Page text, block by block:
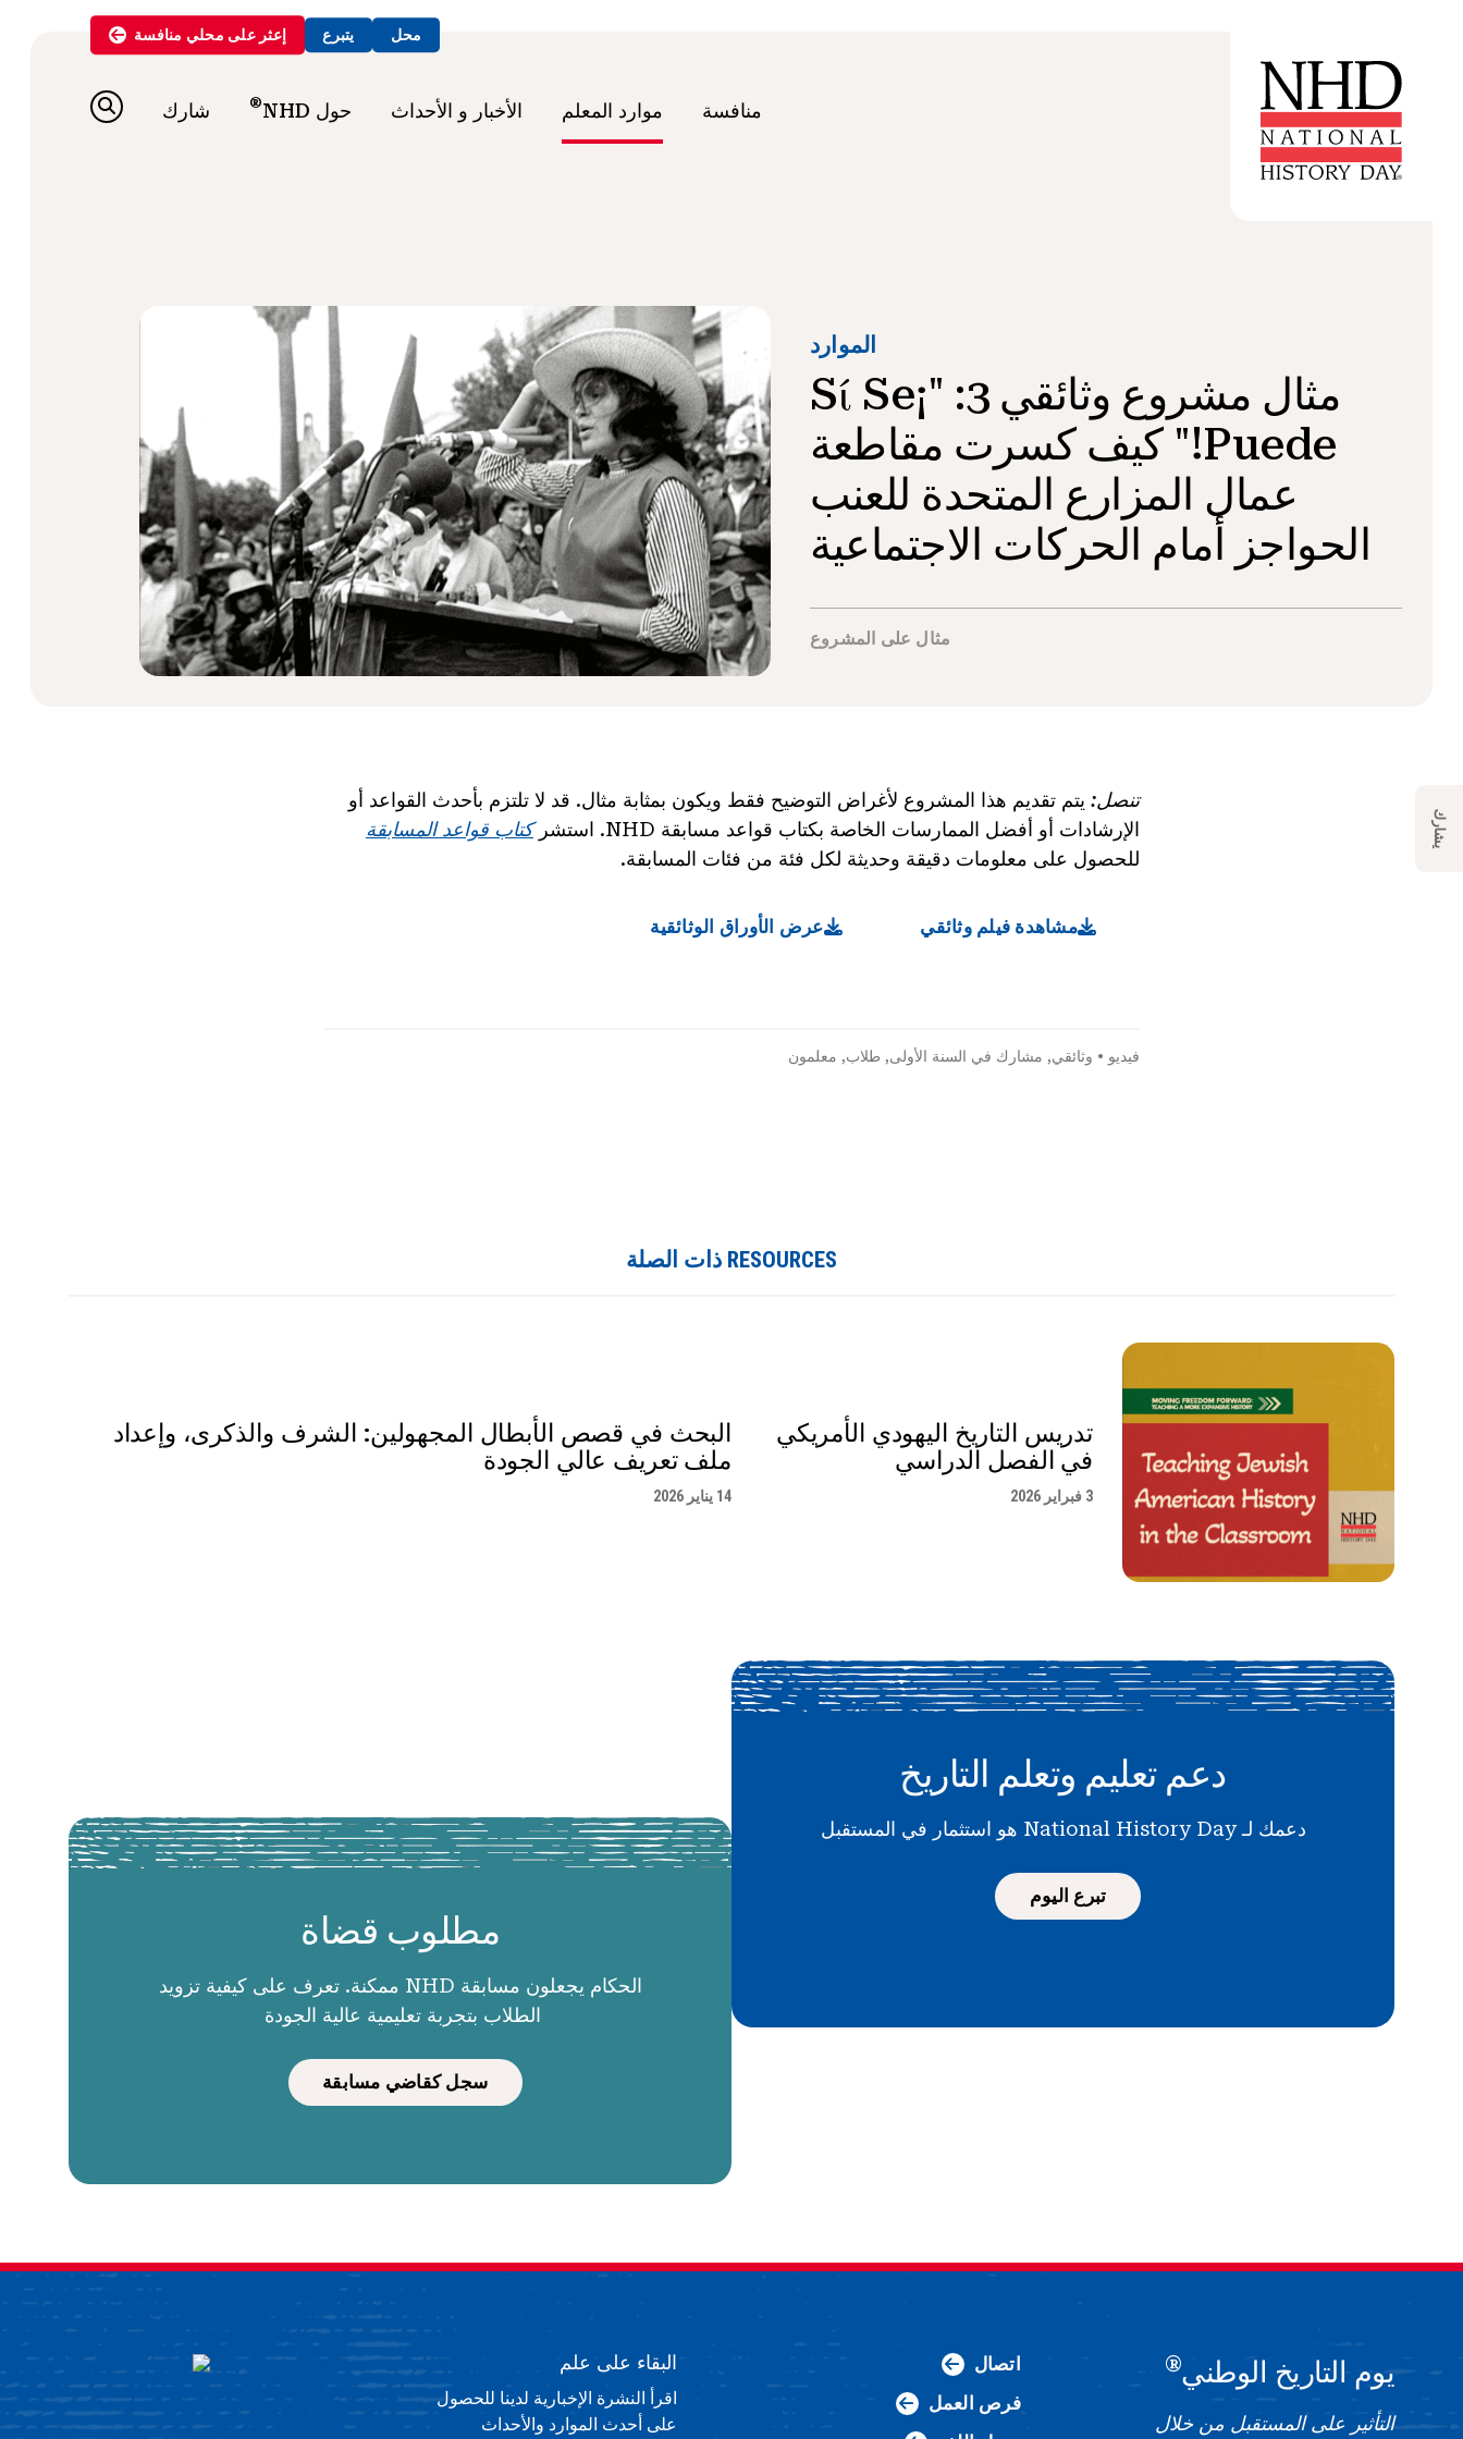
محل يتبرع إعثر على محلي منافسة
منافسة موارد المعلم الأخبار و الأحداث حول NHD ® شارك
الموارد
مثال مشروع وثائقي 3: "¡Sί Se
Puede!" كيف كسرت مقاطعة
عمال المزارع المتحدة للعنب
الحواجز أمام الحركات الاجتماعية
مثال على المشروع
تنصل: يتم تقديم هذا المشروع لأغراض التوضيح فقط ويكون بمثابة مثال. قد لا تلتزم بأحدث القواعد أو
الإرشادات أو أفضل الممارسات الخاصة بكتاب قواعد مسابقة NHD. استشر
كتاب قواعد المسابقة
للحصول على معلومات دقيقة وحديثة لكل فئة من فئات المسابقة.
مشاهدة فيلم وثائقي عرض الأوراق الوثائقية
فيديو • وثائقي, مشارك في السنة الأولى, طلاب, معلمون
يشارك
RESOURCES ذات الصلة
تدريس التاريخ اليهودي الأمريكي
في الفصل الدراسي
3 فبراير 2026
البحث في قصص الأبطال المجهولين: الشرف والذكرى، وإعداد
ملف تعريف عالي الجودة
14 يناير 2026
دعم تعليم وتعلم التاريخ
دعمك لـ National History Day هو استثمار في المستقبل
تبرع اليوم
مطلوب قضاة
الحكام يجعلون مسابقة NHD ممكنة. تعرف على كيفية تزويد
الطلاب بتجربة تعليمية عالية الجودة
سجل كقاضي مسابقة
يوم التاريخ الوطني®
التأثير على المستقبل من خلال
اتصال
فرص العمل
البقاء على علم
اقرأ النشرة الإخبارية لدينا للحصول
على أحدث الموارد والأحداث